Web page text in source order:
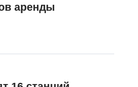
аренды